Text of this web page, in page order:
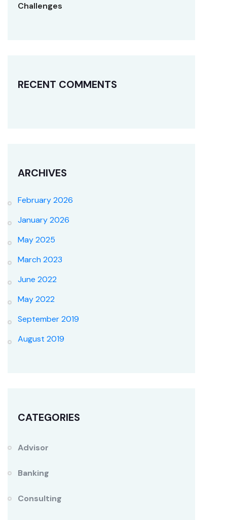
Challenges
RECENT COMMENTS
ARCHIVES
February 2026
January 2026
May 2025
March 2023
June 2022
May 2022
September 2019
August 2019
CATEGORIES
Advisor
Banking
Consulting